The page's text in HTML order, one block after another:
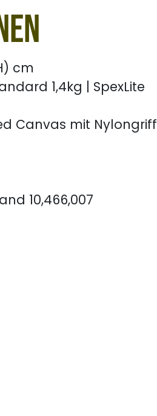
cm
1,4kg | SpexLite
Canvas mit Nylongriff
10,466,007